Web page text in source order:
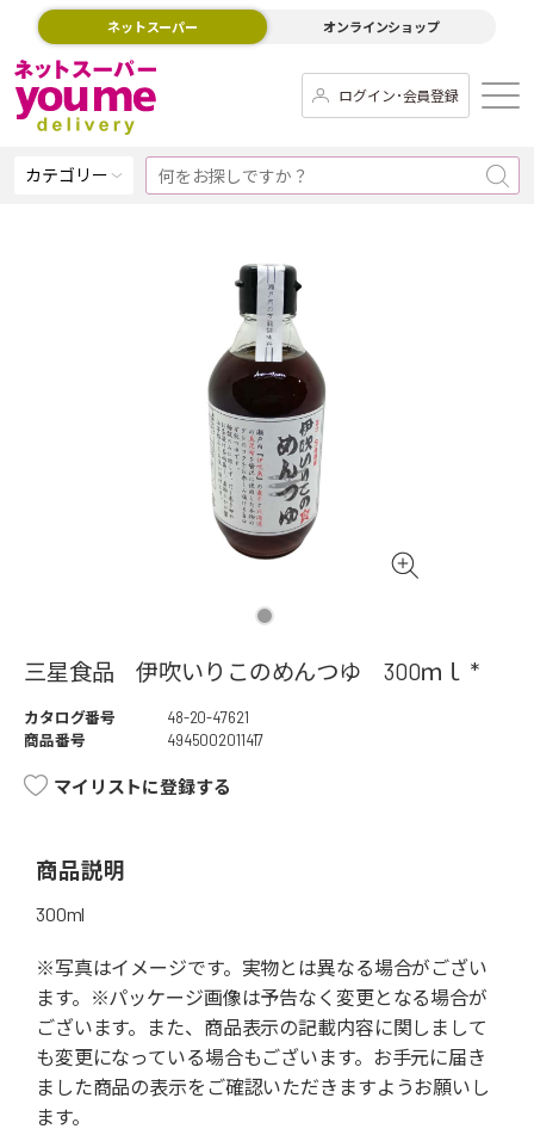
ネットスーパー オンラインショップ
ログイン･会員登録
カテゴリー
三星食品 伊吹いりこのめんつゆ 300ｍｌ *
カタログ番号
48-20-47621
商品番号
4945002011417
マイリストに登録する
商品説明
300ml
※写真はイメージです。実物とは異なる場合がござい
ます。※パッケージ画像は予告なく変更となる場合が
ございます。また、商品表示の記載内容に関しまして
も変更になっている場合もございます。お手元に届き
ました商品の表示をご確認いただきますようお願いし
ます。